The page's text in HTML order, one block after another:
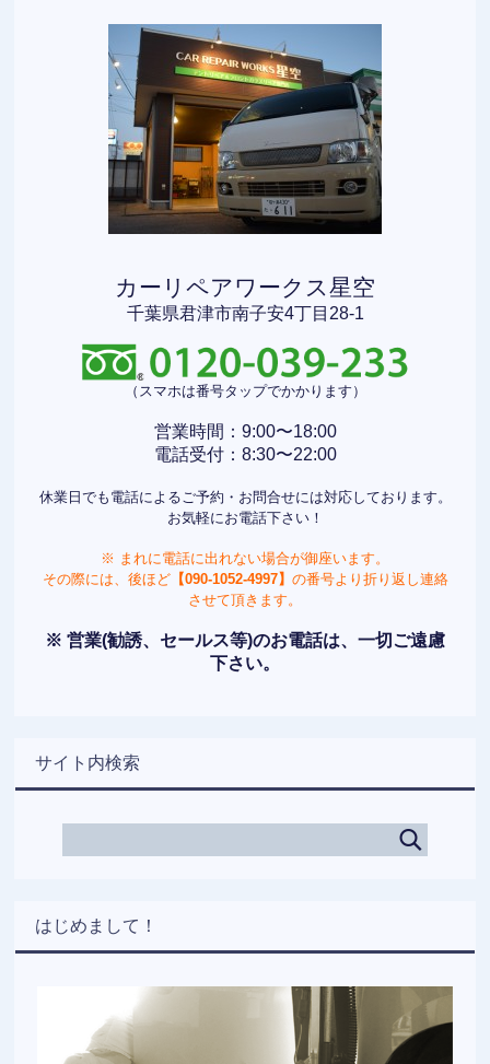
カーリペアワークス星空
千葉県君津市南子安4丁目28-1
（スマホは番号タップでかかります）
営業時間：9:00〜18:00
電話受付：8:30〜22:00
休業日でも電話によるご予約・お問合せには対応しております。
お気軽にお電話下さい！
※ まれに電話に出れない場合が御座います。
その際には、後ほど【090-1052-4997】 の番号より折り返し連絡
させて頂きます。
※ 営業(勧誘、セールス等)のお電話は、一切ご遠慮
下さい。
サイト内検索
はじめまして！